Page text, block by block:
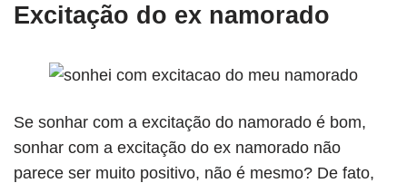
Excitação do ex namorado
Se sonhar com a excitação do namorado é bom,
sonhar com a excitação do ex namorado não
parece ser muito positivo, não é mesmo? De fato,